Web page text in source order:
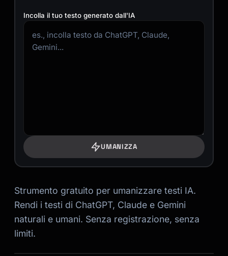
Incolla il tuo testo generato dall'IA
UMANIZZA
Strumento gratuito per umanizzare testi IA.
Rendi i testi di ChatGPT, Claude e Gemini
naturali e umani. Senza registrazione, senza
limiti.